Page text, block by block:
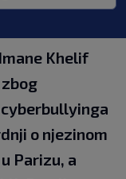
Khelif
o njezinom
Parizu, a